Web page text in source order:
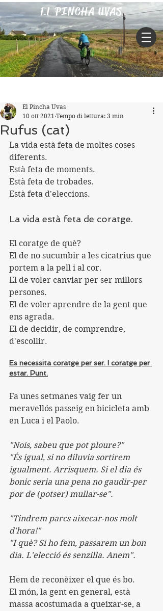
EL PINCHA UVAS
Rufus (cat)
El Pincha Uvas
10 ott 2021 Tempo di lettura: 3 min
La vida està feta de moltes coses
diferents.
Està feta de moments.
Està feta de trobades.
Està feta d'eleccions.
La vida està feta de coratge.
El coratge de què?
El de no sucumbir a les cicatrius que
portem a la pell i al cor.
El de voler canviar per ser millors
persones.
El de voler aprendre de la gent que
ens agrada.
El de decidir, de comprendre,
d'escollir.
Es necessita coratge per ser. I coratge per
estar. Punt.
Fa unes setmanes vaig fer un
meravellós passeig en bicicleta amb
en Luca i el Paolo.
"Nois, sabeu que pot ploure?"
"És igual, si no diluvia sortirem
igualment. Arrisquem. Si el dia és
bonic seria una pena no gaudir-per
por de (potser) mullar-se".
"Tindrem parcs aixecar-nos molt
d'hora!"
"I què? Si ho fem, passarem un bon
dia. L'elecció és senzilla. Anem".
Hem de reconèixer el que és bo.
El món, la gent en general, està
massa acostumada a queixar-se, a